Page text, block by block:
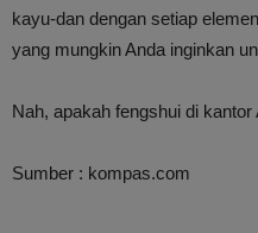
kayu-dan dengan setiap
yang mungkin Anda inginkan
Nah, apakah fengshui di
Sumber : kompas.com